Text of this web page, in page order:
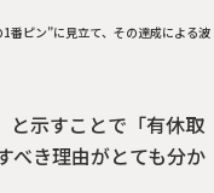
番ピン”に見立て、その達成による波
と示すことで「有休取
べき理由がとても分か